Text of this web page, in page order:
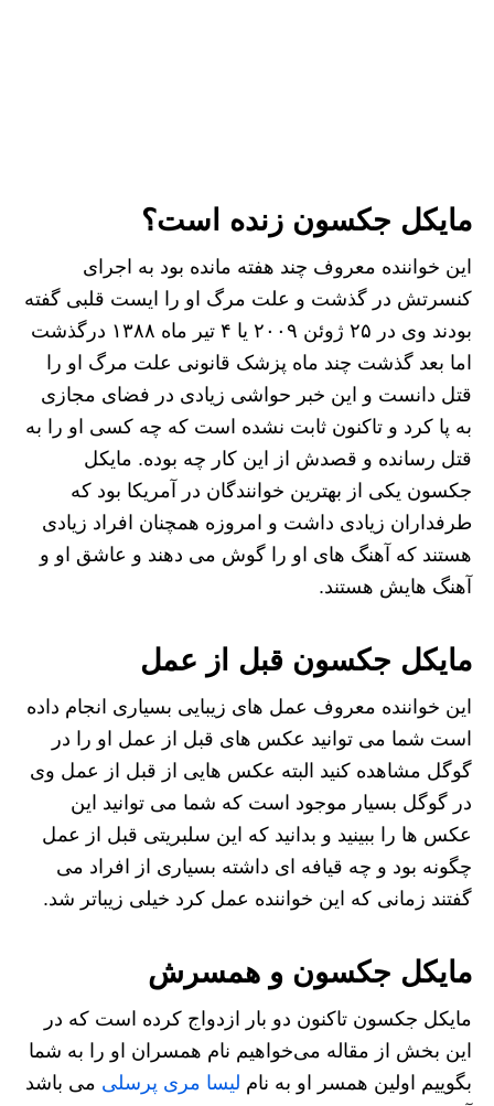
مایکل جکسون زنده است؟
این خواننده معروف چند هفته مانده بود به اجرای
کنسرتش در گذشت و علت مرگ او را ایست قلبی گفته
بودند وی در ۲۵ ژوئن ۲۰۰۹ یا ۴ تیر ماه ۱۳۸۸ درگذشت
اما بعد گذشت چند ماه پزشک قانونی علت مرگ او را
قتل دانست و این خبر حواشی زیادی در فضای مجازی
به پا کرد و تاکنون ثابت نشده است که چه کسی او را به
قتل رسانده و قصدش از این کار چه بوده. مایکل
جکسون یکی از بهترین خوانندگان در آمریکا بود که
طرفداران زیادی داشت و امروزه همچنان افراد زیادی
هستند که آهنگ های او را گوش می‌ دهند و عاشق او و
آهنگ هایش هستند.
مایکل جکسون قبل از عمل
این خواننده معروف عمل‌ های زیبایی بسیاری انجام داده
است شما می توانید عکس های قبل از عمل او را در
گوگل مشاهده کنید البته عکس هایی از قبل از عمل وی
در گوگل بسیار موجود است که شما می توانید این
عکس ها را ببینید و بدانید که این سلبریتی قبل از عمل
چگونه بود و چه قیافه ای داشته بسیاری از افراد می
گفتند زمانی که این خواننده عمل کرد خیلی زیباتر شد.
مایکل جکسون و همسرش
مایکل جکسون تاکنون دو بار ازدواج کرده است که در
این بخش از مقاله می‌خواهیم نام همسران او را به شما
بگوییم اولین همسر او به نام لیسا مری پرسلی می باشد